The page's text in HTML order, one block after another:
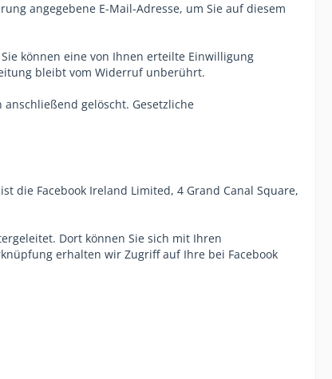
angegebene E-Mail-Adresse, um Sie auf diesem
können eine von Ihnen erteilte Einwilligung
bleibt vom Widerruf unberührt.
gelöscht. Gesetzliche
die Facebook Ireland Limited, 4 Grand Canal Square,
Dort können Sie sich mit Ihren
erhalten wir Zugriff auf Ihre bei Facebook